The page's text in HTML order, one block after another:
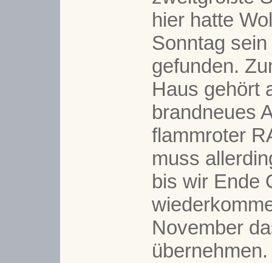
hier hatte
Sonntag
gefunden.
Haus gehört
brandneues
flammroter
muss
bis wir Ende
November
übernehmen.